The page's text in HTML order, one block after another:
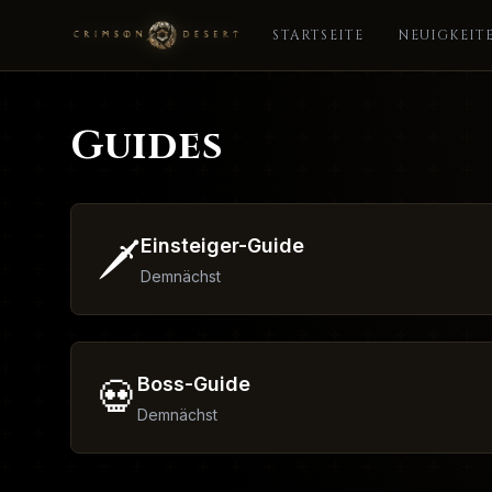
STARTSEITE
Guides
🗡️Einsteiger-Guide
Demnächst
💀 Boss-Guide
Demnächst